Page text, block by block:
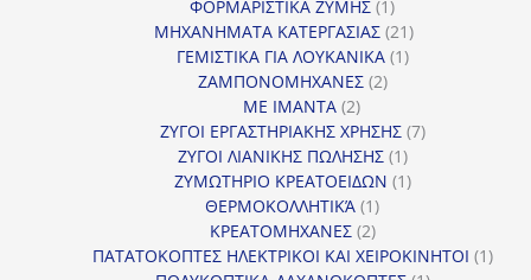
ΦΟΡΜΑΡΙΣΤΙΚΑ ΖΥΜΗΣ 11
προϊόν
ΜΗΧΑΝΗΜΑΤΑ ΚΑΤΕΡΓΑΣΙΑΣ 2121
προϊόντα
ΓΕΜΙΣΤΙΚΑ ΓΙΑ ΛΟΥΚΑΝΙΚΑ 11
ΖΑΜΠΟΝΟΜΗΧΑΝΕΣ 22
ΜΕ ΙΜΑΝΤΑ 22
προϊόντα
ΖΥΓΟΙ ΕΡΓΑΣΤΗΡΙΑΚΗΣ ΧΡΗΣΗΣ 77
ΖΥΓΟΙ ΛΙΑΝΙΚΗΣ ΠΩΛΗΣΗΣ 11
προϊόν
ΖΥΜΩΤΗΡΙΟ ΚΡΕΑΤΟΕΙΔΩΝ 11
ΘΕΡΜΟΚΟΛΛΗΤΙΚΆ 11
προϊόν
ΚΡΕΑΤΟΜΗΧΑΝΕΣ 22
προϊόντα
ΠΑΤΑΤΟΚΟΠΤΕΣ ΗΛΕΚΤΡΙΚΟΙ ΚΑΙ ΧΕΙΡΟΚΙΝΗΤΟΙ 11